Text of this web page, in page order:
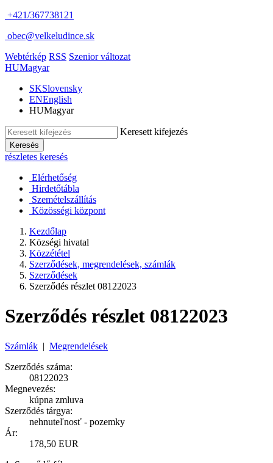
+421/367738121
obec@velkeludince.sk
Webtérkép RSS Szenior változat
HUMagyar
SKSlovensky
ENEnglish
HUMagyar
Keresett kifejezés
Keresés
részletes keresés
Elérhetőség
Hirdetőtábla
Szemételszállítás
Közösségi központ
Kezdőlap
Községi hivatal
Közzététel
Szerződések, megrendelések, számlák
Szerződések
Szerződés részlet 08122023
Szerződés részlet 08122023
Számlák | Megrendelések
Szerződés száma:
08122023
Megnevezés:
kúpna zmluva
Szerződés tárgya:
nehnuteľnosť - pozemky
Ár:
178,50 EUR